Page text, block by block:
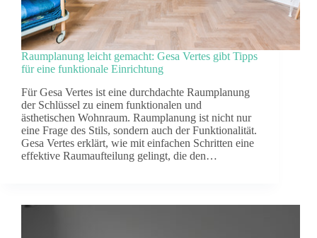
Raumplanung leicht gemacht: Gesa Vertes gibt Tipps
für eine funktionale Einrichtung
Für Gesa Vertes ist eine durchdachte Raumplanung
der Schlüssel zu einem funktionalen und
ästhetischen Wohnraum. Raumplanung ist nicht nur
eine Frage des Stils, sondern auch der Funktionalität.
Gesa Vertes erklärt, wie mit einfachen Schritten eine
effektive Raumaufteilung gelingt, die den…